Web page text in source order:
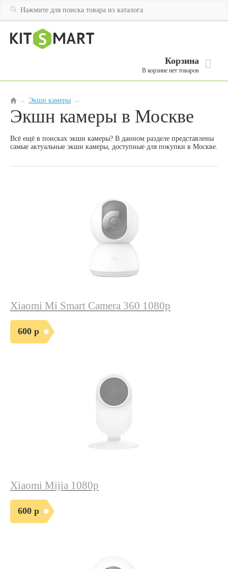
Корзина
В корзине нет товаров
→ Экшн камеры →
Экшн камеры в Москве
Всё ещё в поисках экшн камеры? В данном разделе представлены
самые актуальные экшн камеры, доступные для покупки в Москве.
Xiaomi Mi Smart Camera 360 1080р
600 р
Xiaomi Mijia 1080p
600 р